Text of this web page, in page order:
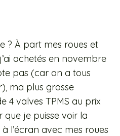
? À part mes roues et
achetés en novembre
pas (car on a tous
ma plus grosse
4 valves TPMS au prix
que je puisse voir la
l’écran avec mes roues